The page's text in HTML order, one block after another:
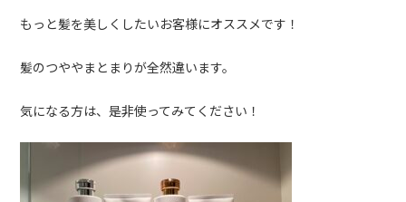
もっと髪を美しくしたいお客様にオススメです！
髪のつややまとまりが全然違います。
気になる方は、是非使ってみてください！